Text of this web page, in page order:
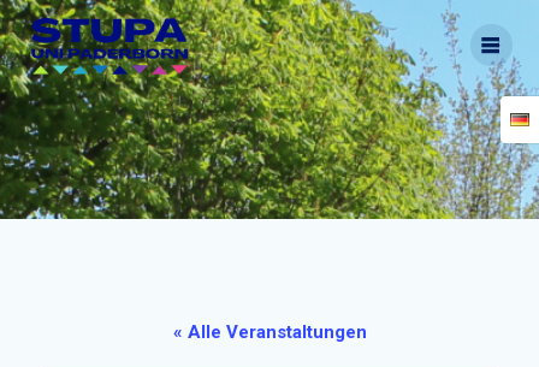
Skip
to
content
« Alle Veranstaltungen